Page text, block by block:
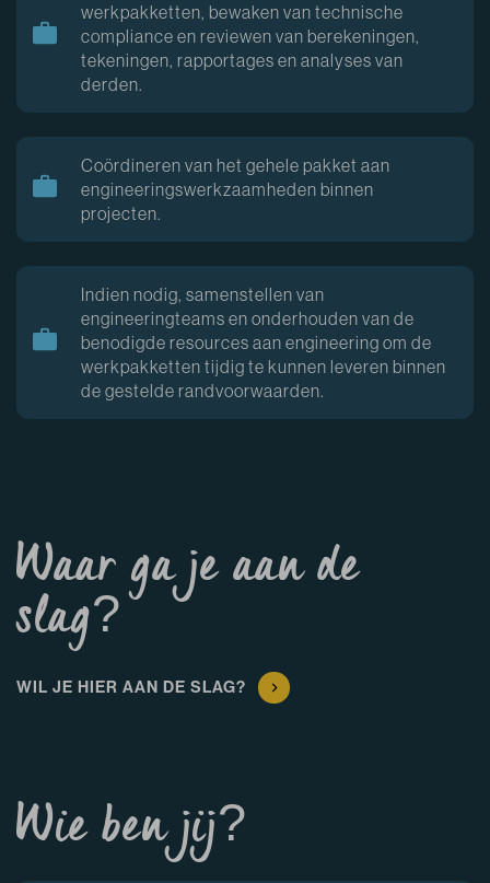
werkpakketten, bewaken van technische
compliance en reviewen van berekeningen,
tekeningen, rapportages en analyses van
derden.
Coördineren van het gehele pakket aan
engineeringswerkzaamheden binnen
projecten.
Indien nodig, samenstellen van
engineeringteams en onderhouden van de
benodigde resources aan engineering om de
werkpakketten tijdig te kunnen leveren binnen
de gestelde randvoorwaarden.
Waar ga je aan de
slag?
WIL JE HIER AAN DE SLAG?
Wie ben jij?